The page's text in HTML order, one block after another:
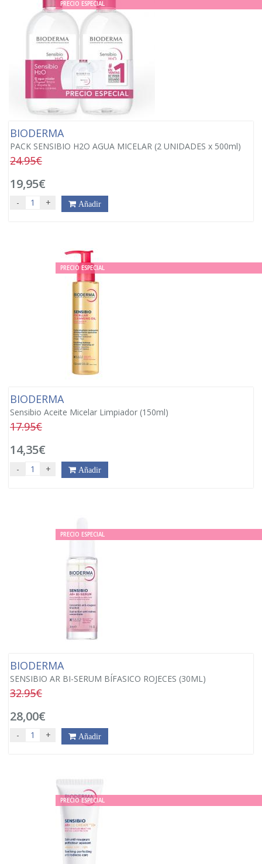
PRECIO ESPECIAL
BIODERMA
PACK SENSIBIO H2O AGUA MICELAR (2 UNIDADES x 500ml)
24.95€
19,95€
- + Añadir
PRECIO ESPECIAL
BIODERMA
Sensibio Aceite Micelar Limpiador (150ml)
17.95€
14,35€
- + Añadir
PRECIO ESPECIAL
BIODERMA
SENSIBIO AR BI-SERUM BÍFASICO ROJECES (30ML)
32.95€
28,00€
- + Añadir
PRECIO ESPECIAL